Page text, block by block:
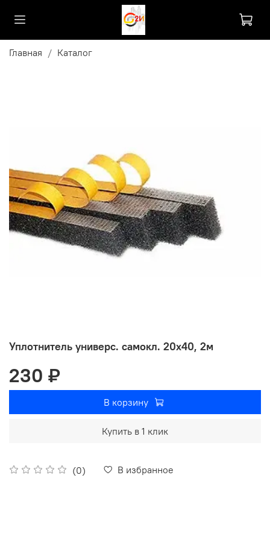
Главная Каталог
Уплотнитель универс. самокл. 20х40, 2м
(0) В избранное
230 ₽
В корзину
Купить в 1 клик